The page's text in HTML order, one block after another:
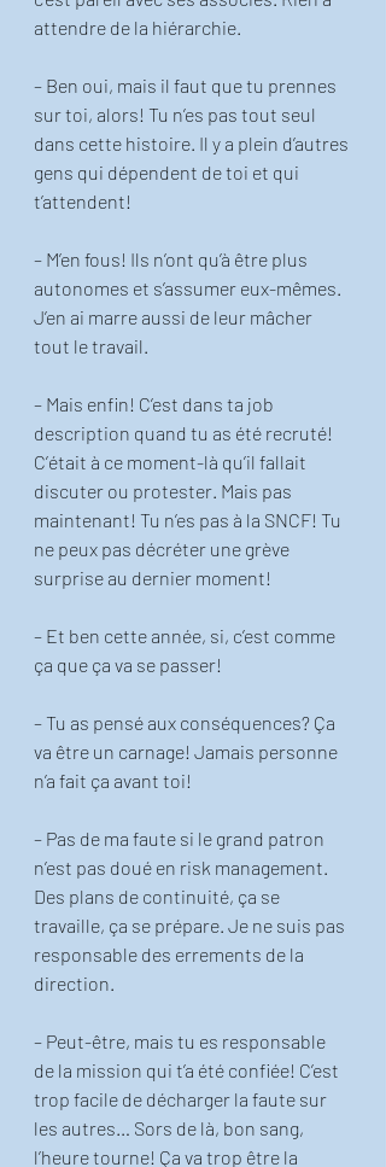
attendre de la hiérarchie.
– Ben oui, mais il faut que tu prennes
sur toi, alors! Tu n’es pas tout seul
dans cette histoire. Il y a plein d’autres
gens qui dépendent de toi et qui
t’attendent!
– M’en fous! Ils n’ont qu’à être plus
autonomes et s’assumer eux-mêmes.
J’en ai marre aussi de leur mâcher
tout le travail.
– Mais enfin! C’est dans ta job
description quand tu as été recruté!
C’était à ce moment-là qu’il fallait
discuter ou protester. Mais pas
maintenant! Tu n’es pas à la SNCF! Tu
ne peux pas décréter une grève
surprise au dernier moment!
– Et ben cette année, si, c’est comme
ça que ça va se passer!
– Tu as pensé aux conséquences? Ça
va être un carnage! Jamais personne
n’a fait ça avant toi!
– Pas de ma faute si le grand patron
n’est pas doué en risk management.
Des plans de continuité, ça se
travaille, ça se prépare. Je ne suis pas
responsable des errements de la
direction.
– Peut-être, mais tu es responsable
de la mission qui t’a été confiée! C’est
trop facile de décharger la faute sur
les autres… Sors de là, bon sang,
l’heure tourne! Ça va trop être la